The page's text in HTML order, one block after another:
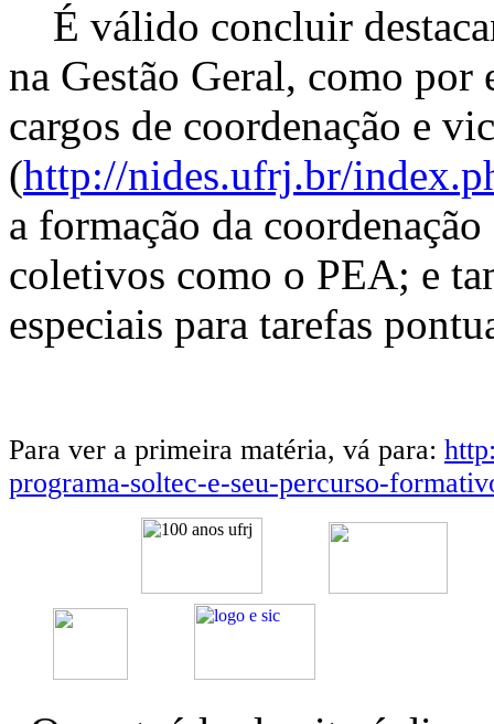
É válido concluir
na Gestão Geral, como
cargos de coordenação e
(http://nides.ufrj.br/
a formação da
coletivos como o PEA; e
especiais para tarefas
Para ver a primeira matéria, vá para:
programa-soltec-e-seu-percurso-